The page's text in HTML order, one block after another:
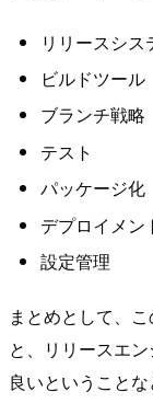
リリースシス
ビルドツール
ブランチ戦略
テスト
パッケージ化
デプロイメン
設定管理
まとめとして、
と、リリースエ
良いということな